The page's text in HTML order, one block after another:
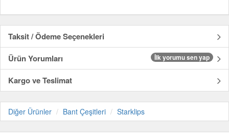
Taksit / Ödeme Seçenekleri
Ürün Yorumları
İlk yorumu sen yap
Kargo ve Teslimat
Diğer Ürünler Bant Çeşitleri Starklips